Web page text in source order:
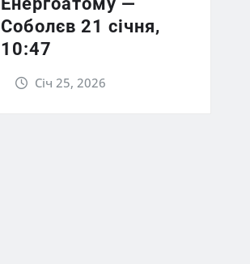
Соболєв 21 січня,
10:47
Січ 25, 2026